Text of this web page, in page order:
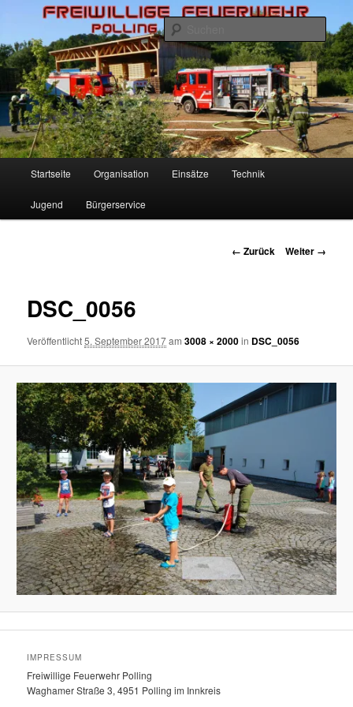
wechseln
Freiwillige Feuerwehr Polling
Startseite Organisation Einsätze Technik
Jugend Bürgerservice
Bilder-
← Zurück Weiter →
DSC_0056
Veröffentlicht5. September 2017am3008 × 2000in DSC_0056
IMPRESSUM
Freiwillige Feuerwehr Polling
Waghamer Straße 3, 4951 Polling im Innkreis